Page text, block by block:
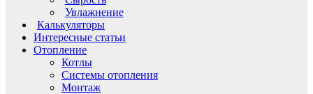
Увлажнение
Калькуляторы
Интересные статьи
Отопление
Котлы
Системы отопления
Монтаж